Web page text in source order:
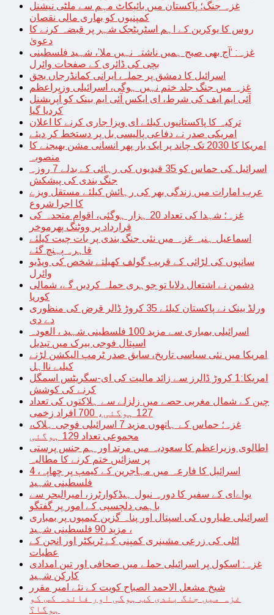
غزہ جنگ؛ پاکستان میں بائیکاٹ مہم سے ملٹی نیشنل
کمپنیوں کو بھاری مالی نقصان
روس کا یوکرین کے اہم اسٹریٹجک شہر پر قبضہ کرنے کا
دعویٰ
غزہ: ‘آج بھی صبح ہمیں ناشتہ نہیں ملا’، شہید فلسطینی
بچی کی ڈائری کے صفحات وائرل
اسرائیل کا دمشق پر حملہ، ایرانی کمانڈرجاں بحق
غزہ میں جنگ جلد ختم نہیں ہوگی، اسرائیلی وزیراعظم
آئی ایم ایف کی شرط، ای ایکس آئی ایم بینک کو آپریشنل
کردیا گیا
ترکیہ کا پاکستانیوں کیلئے ای ویزا جاری کرنے کا اعلان
امریکی صدر نے دفاعی پالیسی بل پر دستخط کر دیئے
امریکا کا 2030 تک چاند پر ایک بار پھر انسانی مشن بھیجنے کا
منصوبہ
اسرائیل کی حماس کو 35 قیدیوں کی رہائی کے بدلے 7 روزہ
جنگ بندی کی پیشکش
عرب امارات میں زندگی بھر کی رہائش کیلئے مستقل ویزے
کا اجرا شروع
غزہ؛ شہدا کی تعداد 20 ہزار ہوگئی، اقوام متحدہ کی
قرارداد پر ووٹنگ پھرموخر
اسماعیل ہنیہ غزہ میں نئی جنگ بندی پر بات چیت کیلئے
قاہرہ پہنچ گئے
سانپوں کی لڑائی کے قریب گولف کھیلتے شخص کی ویڈیو
وائرل
دشمن نے اشتعال دلایا تو جوہری حملہ کردیں گے، شمالی
کوریا
ورلڈ بینک نے پاکستان کیلئے 35 کروڑ ڈالر قرض کی منظوری
دے دی
اسرائیلی بمباری سے مزید 100 فلسطینی شہید ، العودہ
اسپتال فوجی بیرک میں تبدیل
امریکا میں نئی سیاسی تاریخ، سابق صدر ٹرمپ الیکشن لڑنے
کیلیے نااہل
امریکا:1 کروڑ ڈالرز سے زائد مالیت کی ای-سگریٹس اسمگل
کرنے کی کوشش
چین کے شمال مغربی حصے میں زلزلے سے ہلاکتوں کی تعداد
127 ہوگئی، 700 افراد زخمی
غزہ؛ حماس کے ہاتھوں مزید 7 اسرائیلی فوجی ہلاک،
مجموعی تعداد 129 ہوگئی
اطالوی وزیراعظم کا سعودیہ میں مرتد اور ہم جنس پرستی
پر سزائیں ختم کرنے کا مطالبہ
اسرائیل کا فارعہ میں مہاجرین کے کیمپ پر چھاپہ، 4
فلسطینی شہید
یواےای کے سفیر کا دورہ نیول ہیڈکوارٹرز، امیرالبحر سے
باہمی دلچسپی کے امور پر گفتگو
اسرائیلی طیاروں کی اسپتال اور پناہ گزین کیمپوں پر بمباری
، مزید 90 فلسطینی شہید
اٹلی کی زرعی مشینری کمپنی کے ٹریکٹر اور انجن کے
عطیات
غزہ: اسکول پر اسرائیلی حملے میں صحافی اور تین امدادی
کارکن شہید
شیخ مشعل الاحمد الصباح کویت کے نئے امیر مقرر
غزہ میں جنگ بندی کب ہوگی اور فائدہ کس کو
ہوگا؟